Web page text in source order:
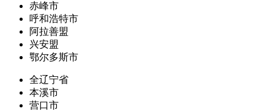
赤峰市
呼和浩特市
阿拉善盟
兴安盟
鄂尔多斯市
全辽宁省
本溪市
营口市